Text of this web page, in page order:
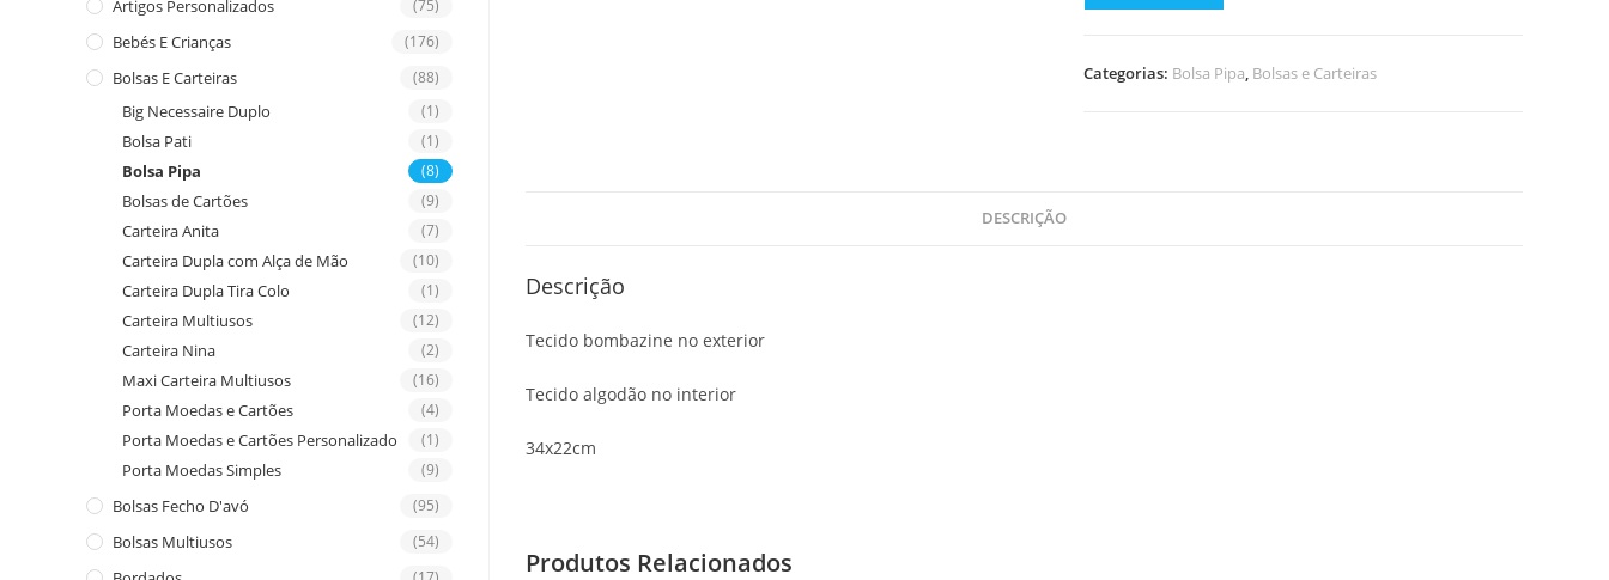
Artigos Personalizados (75)
Bebés E Crianças (176)
Bolsas E Carteiras (88)
Big Necessaire Duplo (1)
Bolsa Pati (1)
Bolsa Pipa (8)
Bolsas de Cartões (9)
Carteira Anita (7)
Carteira Dupla com Alça de Mão (10)
Carteira Dupla Tira Colo (1)
Carteira Multiusos (12)
Carteira Nina (2)
Maxi Carteira Multiusos (16)
Porta Moedas e Cartões (4)
Porta Moedas e Cartões Personalizado (1)
Porta Moedas Simples (9)
Bolsas Fecho D'avó (95)
Bolsas Multiusos (54)
Categorias: Bolsa Pipa, Bolsas e Carteiras
DESCRIÇÃO
Descrição
Tecido bombazine no exterior
Tecido algodão no interior
34x22cm
Produtos Relacionados